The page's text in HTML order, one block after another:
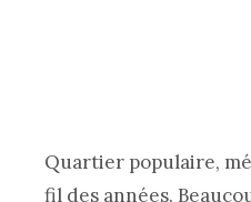
Quartier populaire,
fil des années.